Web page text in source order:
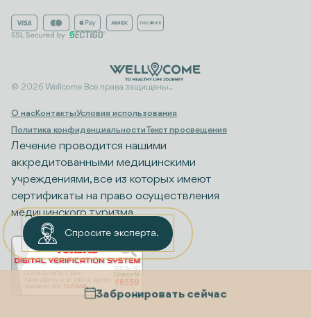
Забронировать сейчас
© 2026 Wellcome Все права защищены..
О насКонтактыУсловия использования
Политика конфиденциальностиТекст просвещения
Лечение проводится нашими
аккредитованными медицинскими
учреждениями, все из которых имеют
сертификаты на право осуществления
медицинского туризма.
Спросите эксперта.